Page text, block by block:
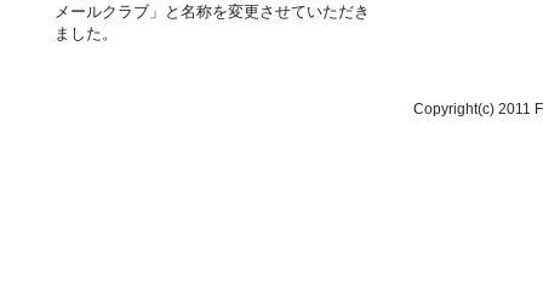
メールクラブ」と名称を変更させていただき
ました。
Copyright(c) 2011